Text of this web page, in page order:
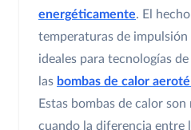
energéticamente. El
temperaturas de impulsión
ideales para tecnologías
las bombas de calor
Estas bombas de calor
cuando la diferencia entre